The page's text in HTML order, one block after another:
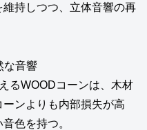
持しつつ、立体音響の再
な音響
るWOODコーンは、木材
ンよりも内部損失が高
色を持つ。